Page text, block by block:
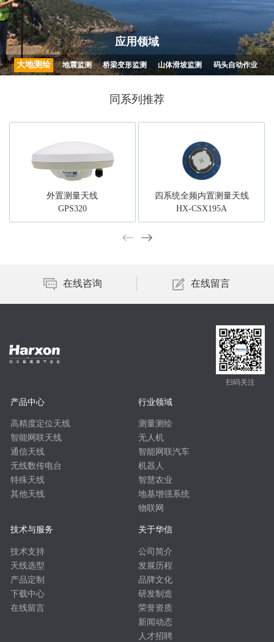
应用领域
大地测绘 地震监测 桥梁变形监测 山体滑坡监测 码头自动作业
同系列推荐
外置测量天线
GPS320
四系统全频内置测量天线
HX-CSX195A
在线咨询 在线留言
扫码关注
产品中心
高精度定位天线
智能网联天线
通信天线
无线数传电台
特殊天线
其他天线
行业领域
测量测绘
无人机
智能网联汽车
机器人
智慧农业
地基增强系统
物联网
技术与服务
技术支持
天线选型
产品定制
下载中心
在线留言
关于华信
公司简介
发展历程
品牌文化
研发制造
荣誉资质
新闻动态
人才招聘